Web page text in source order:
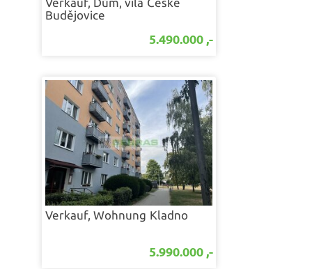
Budějovice
5.490.000 ,-
Verkauf, Wohnung Kladno
5.990.000 ,-